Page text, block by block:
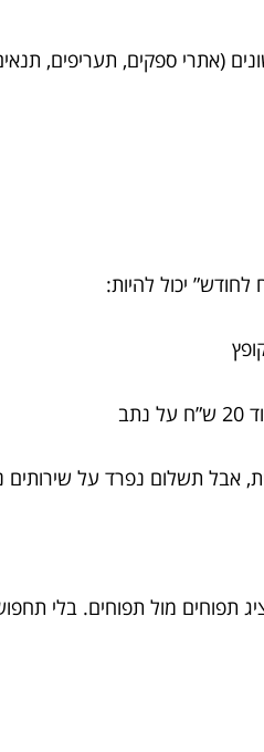
(אתרי ספקים, תעריפים,
תפוחים מול תפוחים. בלי